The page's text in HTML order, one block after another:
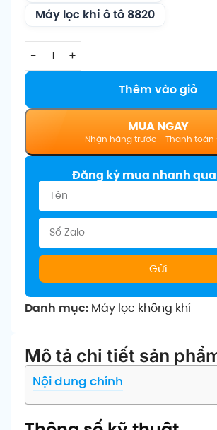
Máy lọc khí ô tô 8820
Thêm vào giỏ
MUA NGAY
Đăng ký mua nhanh
Gửi
Danh mục: Máy lọc không khí
Mô tả chi tiết sản
Nội dung chính